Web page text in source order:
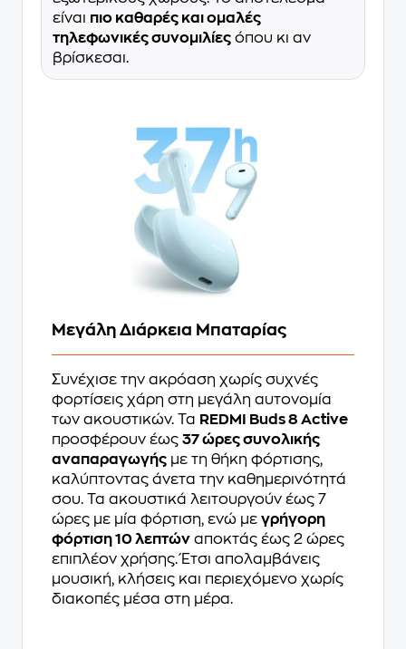
είναι πιο καθαρές και ομαλές
τηλεφωνικές συνομιλίες όπου κι αν
βρίσκεσαι.
Μεγάλη Διάρκεια Μπαταρίας
Συνέχισε την ακρόαση χωρίς συχνές
φορτίσεις χάρη στη μεγάλη αυτονομία
των ακουστικών. Τα REDMI Buds 8 Active
προσφέρουν έως 37 ώρες συνολικής
αναπαραγωγής με τη θήκη φόρτισης,
καλύπτοντας άνετα την καθημερινότητά
σου. Τα ακουστικά λειτουργούν έως 7
ώρες με μία φόρτιση, ενώ με γρήγορη
φόρτιση 10 λεπτών αποκτάς έως 2 ώρες
επιπλέον χρήσης. Έτσι απολαμβάνεις
μουσική, κλήσεις και περιεχόμενο χωρίς
διακοπές μέσα στη μέρα.